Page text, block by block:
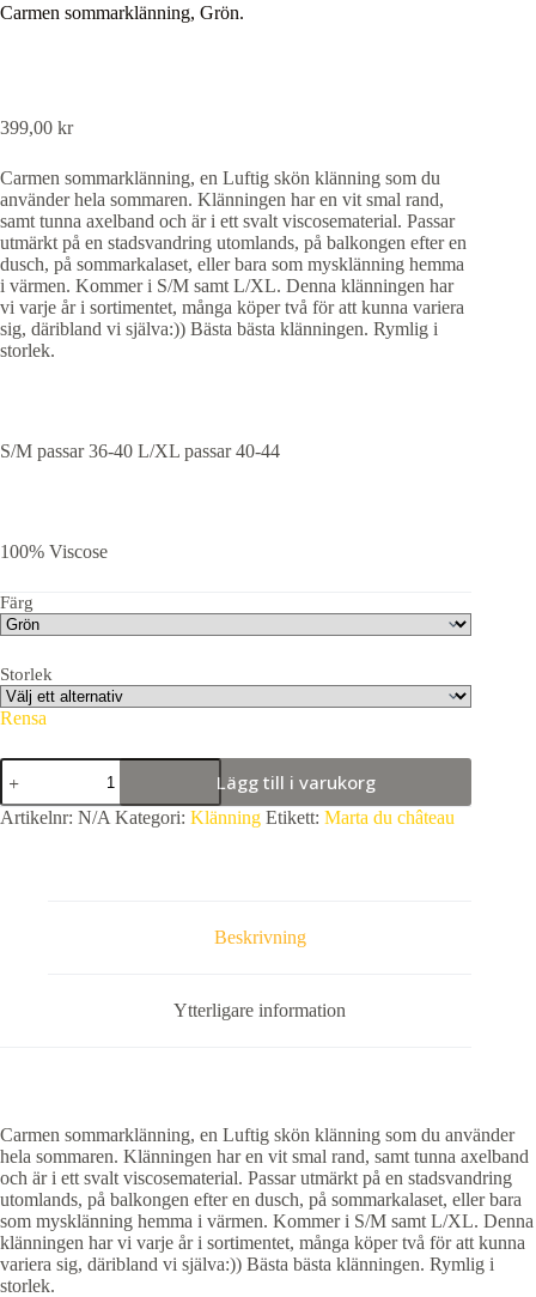
Carmen sommarklänning, Grön.
399,00 kr
Carmen sommarklänning, en Luftig skön klänning som du
använder hela sommaren. Klänningen har en vit smal rand,
samt tunna axelband och är i ett svalt viscosematerial. Passar
utmärkt på en stadsvandring utomlands, på balkongen efter en
dusch, på sommarkalaset, eller bara som mysklänning hemma
i värmen. Kommer i S/M samt L/XL. Denna klänningen har
vi varje år i sortimentet, många köper två för att kunna variera
sig, däribland vi själva:)) Bästa bästa klänningen. Rymlig i
storlek.
S/M passar 36-40 L/XL passar 40-44
100% Viscose
Färg
Storlek
Rensa
Carmen
sommarklänning,
Grön.
mängd
Lägg till i varukorg
Artikelnr: N/A Kategori: Klänning Etikett: Marta du château
Beskrivning
Ytterligare information
Carmen sommarklänning, en Luftig skön klänning som du använder
hela sommaren. Klänningen har en vit smal rand, samt tunna axelband
och är i ett svalt viscosematerial. Passar utmärkt på en stadsvandring
utomlands, på balkongen efter en dusch, på sommarkalaset, eller bara
som mysklänning hemma i värmen. Kommer i S/M samt L/XL. Denna
klänningen har vi varje år i sortimentet, många köper två för att kunna
variera sig, däribland vi själva:)) Bästa bästa klänningen. Rymlig i
storlek.